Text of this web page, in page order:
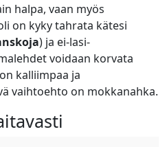
halpa, vaan myös
on kyky tahrata kätesi
) ja ei-lasi-
voidaan korvata
kalliimpaa ja
vaihtoehto on mokkanahka.